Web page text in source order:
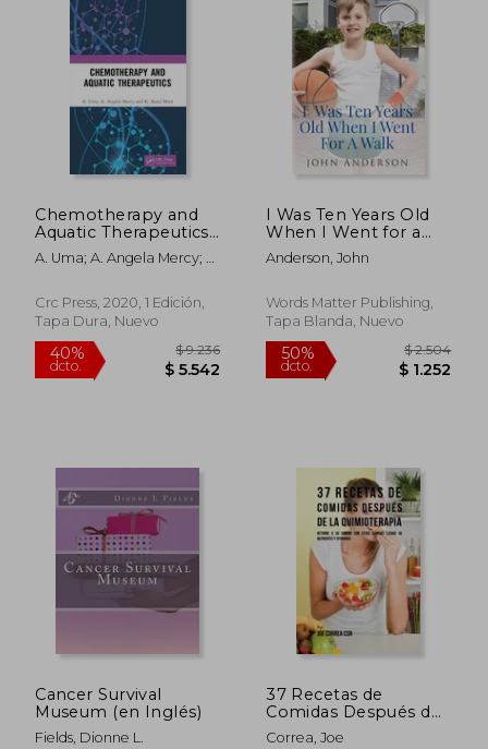
40%
dcto.
40%
dcto.
40%
dcto.
40%
dcto.
Chemotherapy and
Aquatic Therapeutics
(en Inglés)
A. Uma; A. Angela Mercy; K.
Crc Press, 2020, 1 Edición,
Tapa Dura, Nuevo
I Was Ten Years Old
When I Went for a
Walk (en Inglés)
Anderson, John
Words Matter Publishing,
Tapa Blanda, Nuevo
Cancer Survival
Museum (en Inglés)
Fields, Dionne L.
37 Recetas de
Comidas Después de
la Quimioterapia:
Correa, Joe